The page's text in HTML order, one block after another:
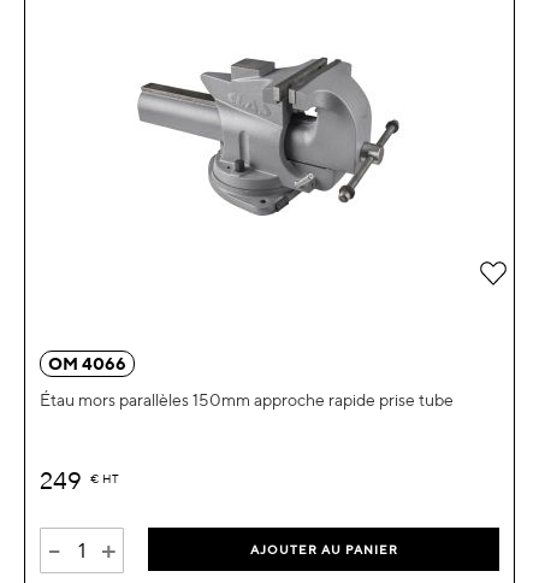
OM 4066
Étau mors parallèles 150mm approche rapide prise tube
249 € HT
- + AJOUTER AU PANIER